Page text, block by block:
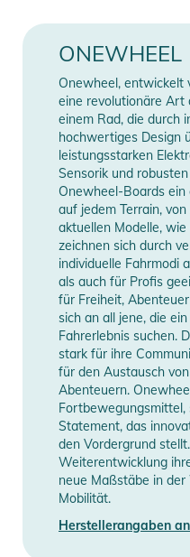
Kompatibilität
Manufacturer
Information
ONEWHEEL
Onewheel, entwickelt
eine revolutionäre
einem Rad, die durch
hochwertiges Design
leistungsstarken
Sensorik und
Onewheel-Boards
auf jedem Terrain,
aktuellen Modelle,
zeichnen sich durch
individuelle Fahrmodi
als auch für Profis
für Freiheit,
sich an all jene, die
Fahrerlebnis suchen.
stark für ihre
für den Austausch
Abenteuern.
Statement, das
den Vordergrund
Weiterentwicklung
neue Maßstäbe in
Mobilität.
Herstellerangaben